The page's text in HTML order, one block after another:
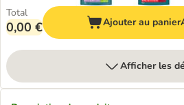
Total
0,00 € Ajouter au panier
Afficher les